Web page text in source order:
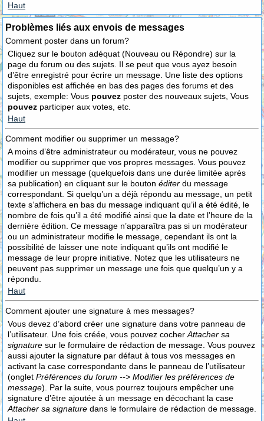
Haut
Problèmes liés aux envois de messages
Comment poster dans un forum?
Cliquez sur le bouton adéquat (Nouveau ou Répondre) sur la
page du forum ou des sujets. Il se peut que vous ayez besoin
d’être enregistré pour écrire un message. Une liste des options
disponibles est affichée en bas des pages des forums et des
sujets, exemple: Vous pouvez poster des nouveaux sujets, Vous
pouvez participer aux votes, etc.
Haut
Comment modifier ou supprimer un message?
A moins d’être administrateur ou modérateur, vous ne pouvez
modifier ou supprimer que vos propres messages. Vous pouvez
modifier un message (quelquefois dans une durée limitée après
sa publication) en cliquant sur le bouton éditer du message
correspondant. Si quelqu’un a déjà répondu au message, un petit
texte s’affichera en bas du message indiquant qu’il a été édité, le
nombre de fois qu’il a été modifié ainsi que la date et l’heure de la
dernière édition. Ce message n’apparaîtra pas si un modérateur
ou un administrateur modifie le message, cependant ils ont la
possibilité de laisser une note indiquant qu’ils ont modifié le
message de leur propre initiative. Notez que les utilisateurs ne
peuvent pas supprimer un message une fois que quelqu’un y a
répondu.
Haut
Comment ajouter une signature à mes messages?
Vous devez d’abord créer une signature dans votre panneau de
l’utilisateur. Une fois créée, vous pouvez cocher Attacher sa
signature sur le formulaire de rédaction de message. Vous pouvez
aussi ajouter la signature par défaut à tous vos messages en
activant la case correspondante dans le panneau de l’utilisateur
(onglet Préférences du forum --> Modifier les préférences de
message). Par la suite, vous pourrez toujours empêcher une
signature d’être ajoutée à un message en décochant la case
Attacher sa signature dans le formulaire de rédaction de message.